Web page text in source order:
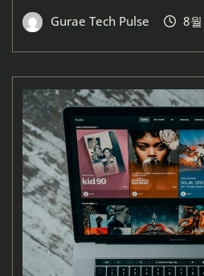
Gurae Tech Pulse 8